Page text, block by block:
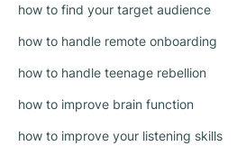
how to find your target audience
how to handle remote onboarding
how to handle teenage rebellion
how to improve brain function
how to improve your listening skills